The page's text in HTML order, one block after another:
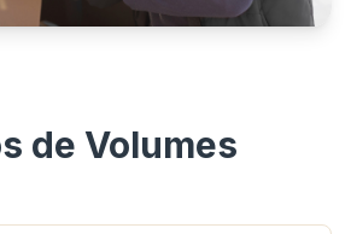
de Volumes